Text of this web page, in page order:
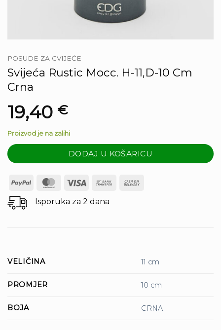
POSUDE ZA CVIJEĆE
Svijeća Rustic Mocc. H-11,D-10 Cm
Crna
19,40 €
Proizvod je na zalihi
DODAJ U KOŠARICU
PayPal MasterCard
Visa
Bank
Isporuka za 2 dana
VELIČINA 11 cm
PROMJER 10 cm
BOJA CRNA